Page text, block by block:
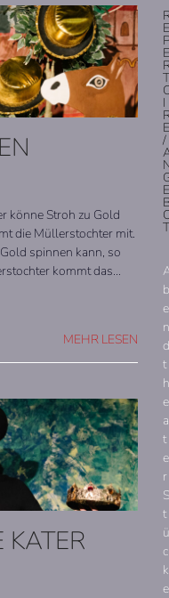
könne Stroh zu Gold
die Müllerstochter mit.
spinnen kann, so
kommt das…
MEHR LESEN
KATER
E
E
T
I
E
/
E
T
b
e
n
d
t
h
e
a
t
e
r
S
t
ü
c
k
e